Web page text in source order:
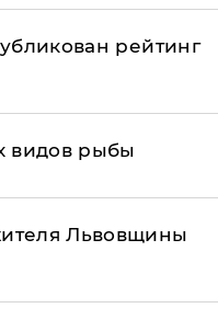
рейтинг
видов рыбы
Львовщины